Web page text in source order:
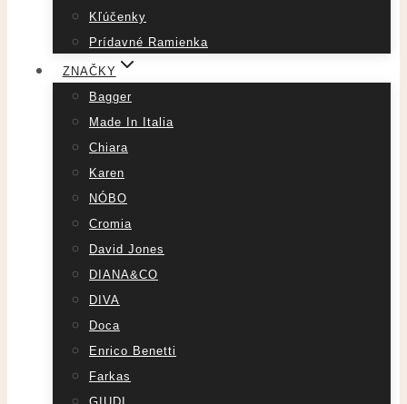
Kľúčenky
Prídavné Ramienka
ZNAČKY
Bagger
Made In Italia
Chiara
Karen
NÓBO
Cromia
David Jones
DIANA&CO
DIVA
Doca
Enrico Benetti
Farkas